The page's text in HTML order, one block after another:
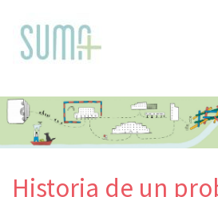
content
Historia de un